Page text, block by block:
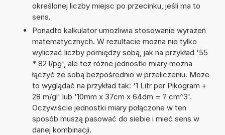
określonej liczby miejsc po przecinku, jeśli ma to
sens.
Ponadto kalkulator umożliwia stosowanie wyrażeń
matematycznych. W rezultacie można nie tylko
wyliczać liczby pomiędzy sobą, jak na przykład '55
* 82 l/pg', ale też różne jednostki miary można
łączyć ze sobą bezpośrednio w przeliczeniu. Może
to wyglądać na przykład tak: '1 Litr per Pikogram +
28 m/gl' lub '10mm x 37cm x 64dm = ? cm^3'.
Oczywiście jednostki miary połączone w ten
sposób muszą pasować do siebie i mieć sens w
danej kombinacji.